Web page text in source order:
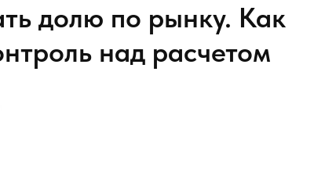
долю по рынку. Как
над расчетом